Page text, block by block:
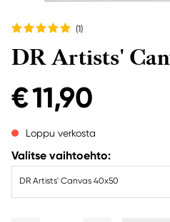
(1)
DR Artists'
€ 11,90
Loppu verkosta
Valitse vaihtoehto:
DR Artists' Canvas 40x50